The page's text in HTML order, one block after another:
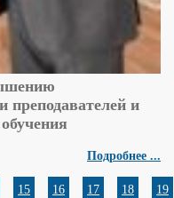
преподавателей и
Подробнее ...
15 16 17 18 19